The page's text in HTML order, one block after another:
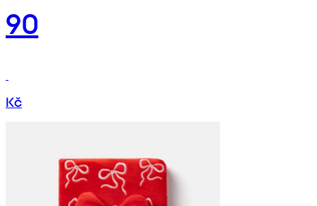
90
Kč